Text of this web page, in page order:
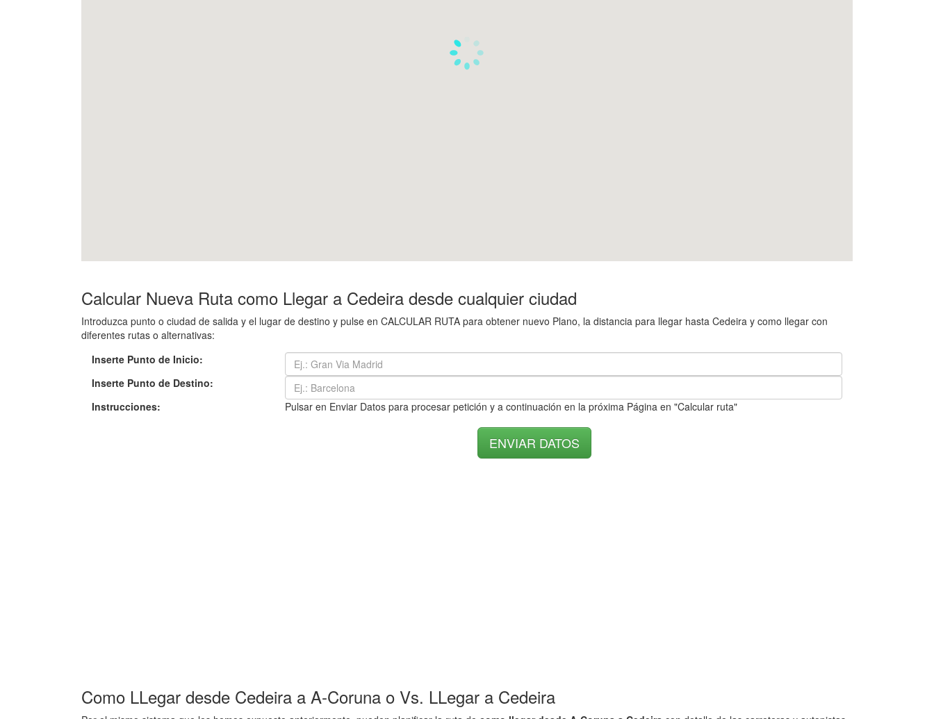
Calcular Nueva Ruta como Llegar a Cedeira desde cualquier ciudad
Introduzca punto o ciudad de salida y el lugar de destino y pulse en CALCULAR RUTA para obtener nuevo Plano, la distancia para llegar hasta Cedeira y como llegar con
diferentes rutas o alternativas:
Inserte Punto de Inicio:
Inserte Punto de Destino:
Instrucciones:
Pulsar en Enviar Datos para procesar petición y a continuación en la próxima Página en "Calcular ruta"
Como LLegar desde Cedeira a A-Coruna o Vs. LLegar a Cedeira